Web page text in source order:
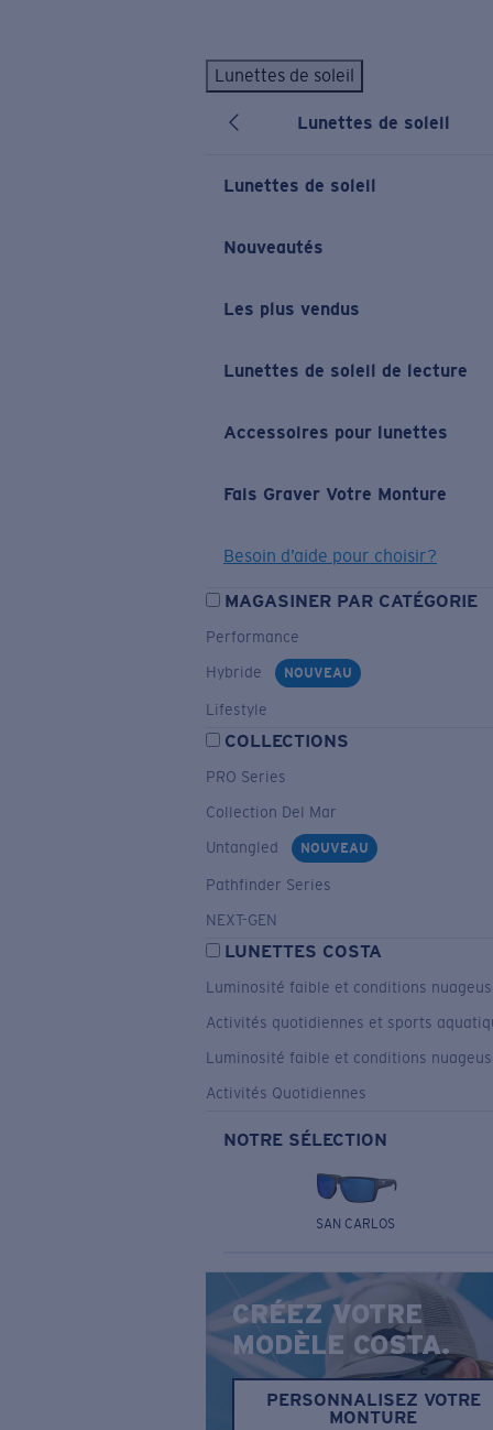
Lunettes de soleil
Lunettes de soleil
Lunettes de soleil
Nouveautés
Les plus vendus
Lunettes de soleil de lecture
Accessoires pour lunettes
Fais Graver Votre Monture
Besoin d’aide pour choisir?
MAGASINER PAR CATÉGORIE
Performance
Hybride
NOUVEAU
Lifestyle
COLLECTIONS
PRO Series
Collection Del Mar
Untangled
NOUVEAU
Pathfinder Series
NEXT-GEN
LUNETTES COSTA
Luminosité faible et conditions
Activités quotidiennes et sports
Luminosité faible et conditions
Activités Quotidiennes
NOTRE SÉLECTION
SAN CARLOS
CRÉEZ VOTRE
MODÈLE COSTA.
PERSONNALISEZ VOTRE
MONTURE
LES PLUS RECHERCHÉS
Lunettes de soleil personnalisées Nouveau